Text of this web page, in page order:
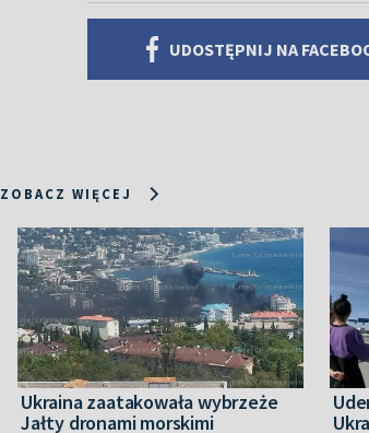
UDOSTĘPNIJ NA
ZOBACZ WIĘCEJ
Ukraina zaatakowała wybrzeże
Jałty dronami morskimi